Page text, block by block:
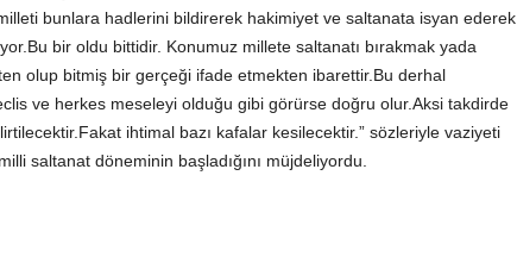
bunlara hadlerini bildirerek hakimiyet ve saltanata isyan ederek
bir oldu bittidir. Konumuz millete saltanatı bırakmak yada
olup bitmiş bir gerçeği ifade etmekten ibarettir.Bu derhal
ve herkes meseleyi olduğu gibi görürse doğru olur.Aksi takdirde
ihtimal bazı kafalar kesilecektir.” sözleriyle vaziyeti
saltanat döneminin başladığını müjdeliyordu.